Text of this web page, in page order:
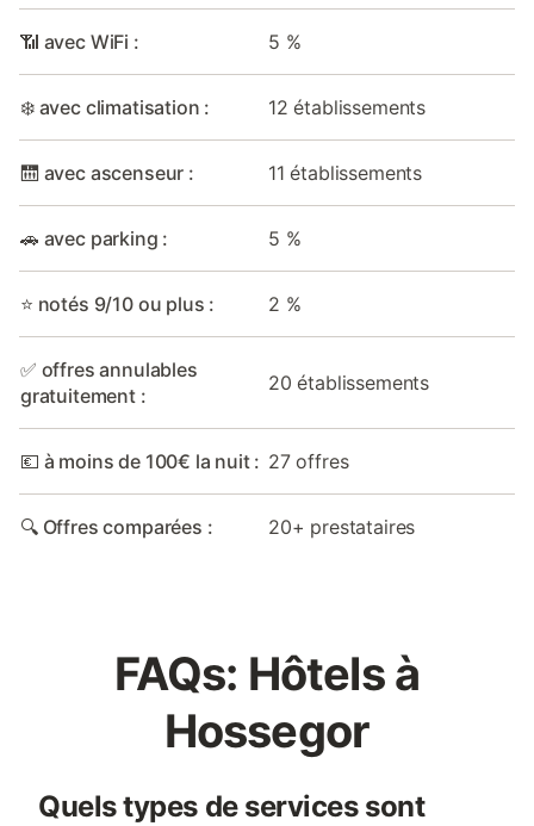
📶 avec WiFi : 5 %
❄️ avec climatisation : 12 établissements
🛗 avec ascenseur : 11 établissements
🚗 avec parking : 5 %
⭐ notés 9/10 ou plus : 2 %
✅ offres annulables
gratuitement :
20 établissements
💶 à moins de 100€ la nuit : 27 offres
🔍 Offres comparées : 20+ prestataires
FAQs: Hôtels à
Hossegor
Quels types de services sont